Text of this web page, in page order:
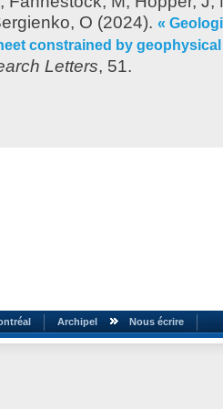
O (2024). «
constrained by
Letters, 51.
Archipel Nous écrire